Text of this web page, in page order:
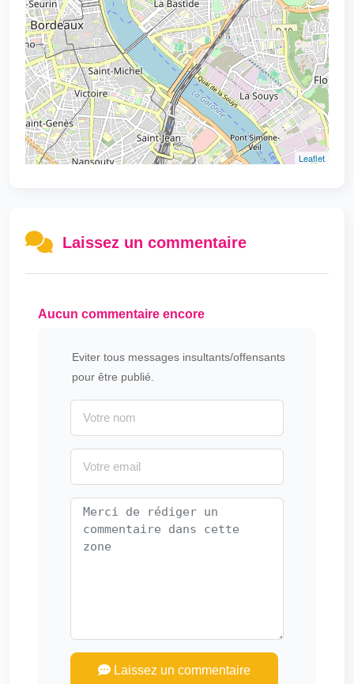
Leaflet
Laissez un commentaire
Aucun commentaire encore
Eviter tous messages insultants/offensants
pour être publié.
Laissez un commentaire